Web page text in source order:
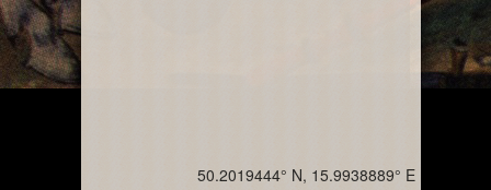
50.2019444° N, 15.9938889° E